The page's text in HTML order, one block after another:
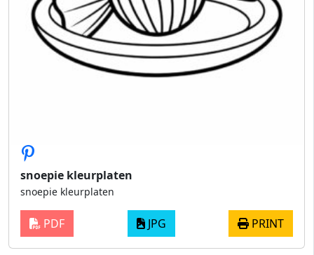
snoepie kleurplaten
snoepie kleurplaten
PDF JPG PRINT